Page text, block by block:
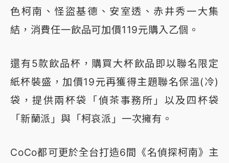
色柯南、怪盜基德、安室透、赤井秀一大集
結，消費任一飲品可加價119元購入乙個。
還有5款飲品杯，購買大杯飲品即以聯名限定
紙杯裝盛，加價19元再獲得主題聯名保溫(冷)
袋，提供兩杯袋「偵茶事務所」以及四杯袋
「新蘭派」與「柯哀派」一次擁有。
CoCo都可更於全台打造6間《名偵探柯南》主